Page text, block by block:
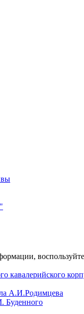
кавалерийского
А.И.Родимцева
Буденного